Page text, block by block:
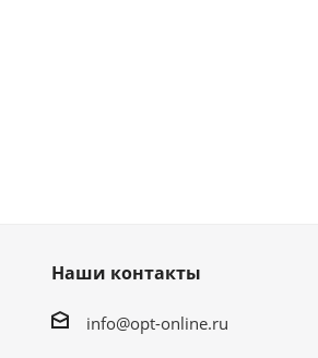
Наши контакты
info@opt-online.ru